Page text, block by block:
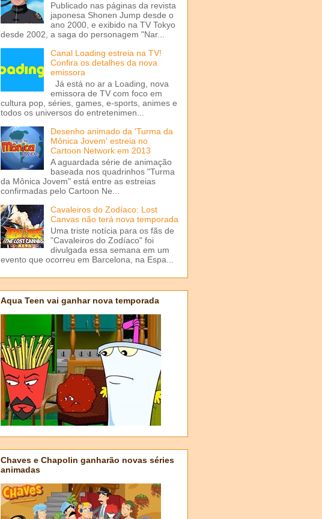
Publicado nas páginas da revista
japonesa Shonen Jump desde o
ano 2000, e exibido na TV Tokyo
desde 2002, a saga do personagem "Nar...
Canal Loading estreia na TV!
Confira os detalhes da nova
emissora
Já está no ar a Loading, nova
emissora de TV com foco em
cultura pop, séries, games, e-sports, animes e
todos os universos do entretenimen...
Desenho animado da 'Turma da
Mônica Jovem' estreia no
Cartoon Network em 2013
A aguardada série de animação
baseada nos quadrinhos "Turma
da Mônica Jovem" está entre as estreias
confirmadas pelo Cartoon Ne...
Cavaleiros do Zodíaco: Lost
Canvas não terá nova temporada
Uma triste notícia para os fãs de
"Cavaleiros do Zodíaco" foi
divulgada essa semana em um
evento que ocorreu em Barcelona, na Espa...
Aqua Teen vai ganhar nova temporada
Chaves e Chapolin ganharão novas séries
animadas